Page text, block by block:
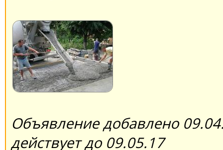
Объявление добавлено
действует до 09.05.17